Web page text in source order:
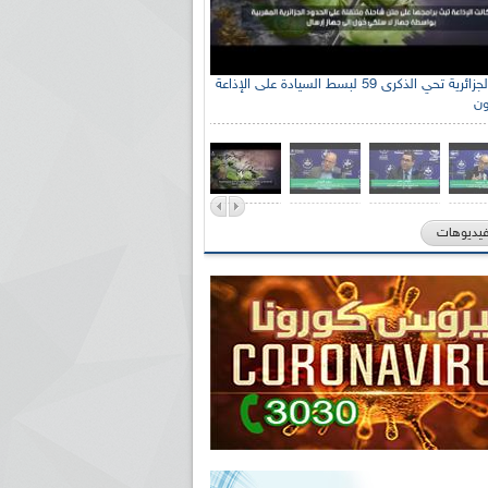
الإذاعة الجزائرية تحي الذكرى 59 لبسط السيادة على الإذاعة